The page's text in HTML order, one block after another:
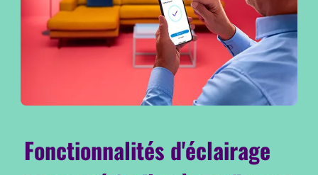
Fonctionnalités d'éclairage